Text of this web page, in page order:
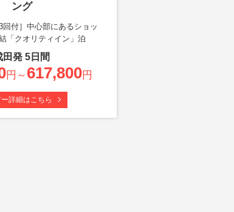
ング
回付］中心部にあるショッ
「クオリティイン」泊
田発5 日間
円～ 617,800円
詳細はこちら